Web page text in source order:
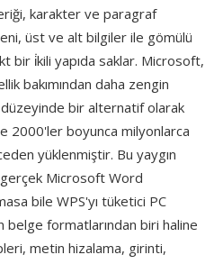
karakter ve paragraf
üst ve alt bilgiler ile gömülü
bir i̇kili yapıda saklar. Microsoft,
bakımından daha zengin
bir alternatif olarak
2000'ler boyunca milyonlarca
yüklenmiştir. Bu yaygın
gerçek Microsoft Word
bile WPS'yı tüketici PC
belge formatlarından biri haline
metin hizalama, girinti,